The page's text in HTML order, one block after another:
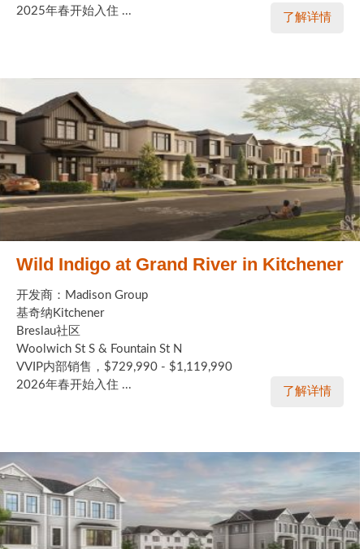
2025年春开始入住 ...
了解详情
Wild Indigo at Grand River in Kitchener
开发商：Madison Group
基奇纳Kitchener
Breslau社区
Woolwich St S & Fountain St N
VVIP内部销售，$729,990 - $1,119,990
2026年春开始入住 ...
了解详情